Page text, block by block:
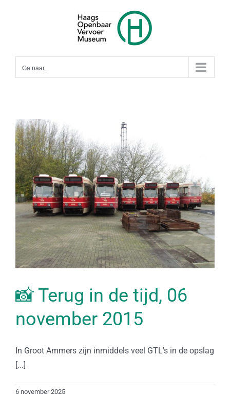
Ga naar...
📸 Terug in de tijd, 06
november 2015
In Groot Ammers zijn inmiddels veel GTL's in de opslag
[...]
6 november 2025